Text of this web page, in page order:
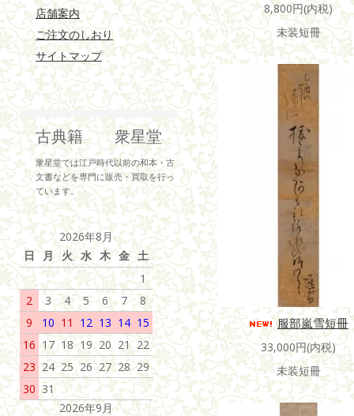
8,800円(内税)
未装短冊
服部嵐雪短冊
33,000円(内税)
未装短冊
店舗案内
ご注文のしおり
サイトマップ
古典籍 衆星堂
衆星堂では江戸時代以前の和本・古
文書などを専門に販売・買取を行っ
ています。
2026年8月
日 月 火 水 木 金 土
1
2
3 4 5 6 7
8
9
10 11 12 13 14 15
16 17 18 19 20 21 22
23 24 25 26 27 28 29
30 31
2026年9月